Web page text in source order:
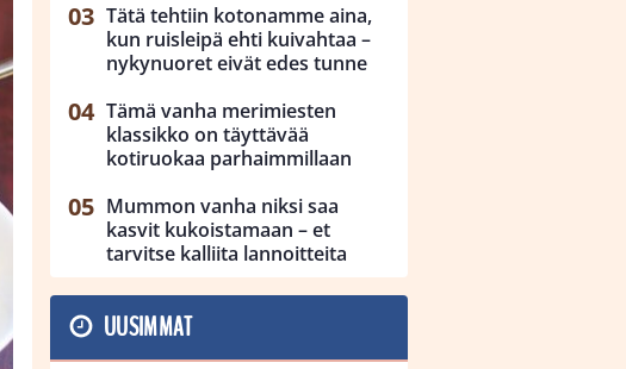
Tätä tehtiin kotonamme aina,
kun ruisleipä ehti kuivahtaa –
nykynuoret eivät edes tunne
Tämä vanha merimiesten
klassikko on täyttävää
kotiruokaa parhaimmillaan
Mummon vanha niksi saa
kasvit kukoistamaan – et
tarvitse kalliita lannoitteita
UUSIMMAT